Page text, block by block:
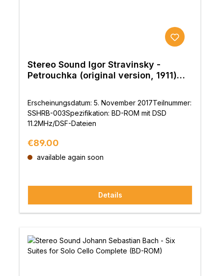
Stereo Sound Igor Stravinsky -
Petrouchka (original version, 1911)
Erscheinungsdatum: 5. November 2017Teilnummer:
SSHRB-003Spezifikation: BD-ROM mit DSD
11.2MHz/DSF-Dateien
Regular price:
€89.00
available again soon
Details